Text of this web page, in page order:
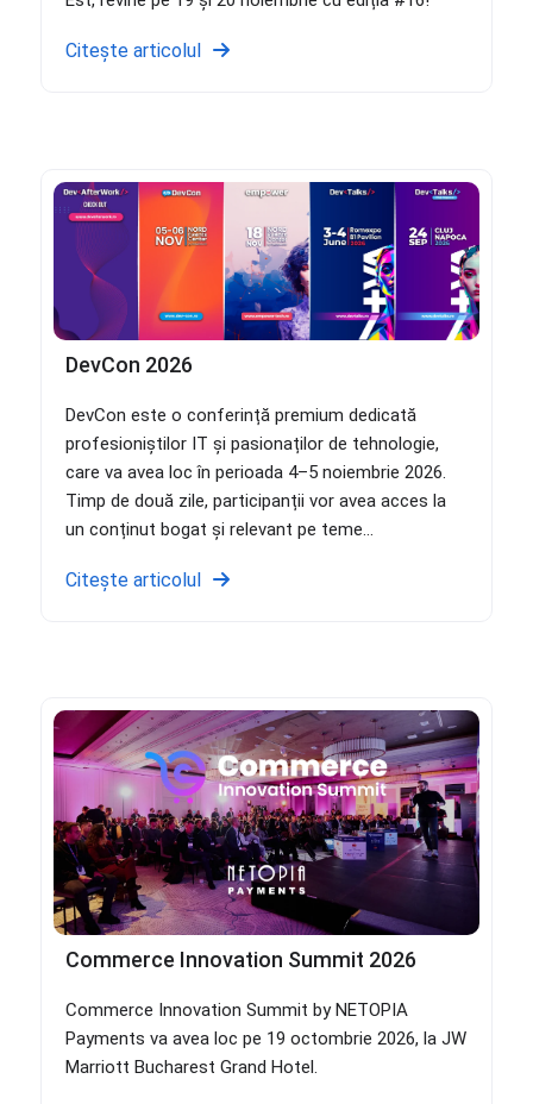
Citește articolul
DevCon 2026
DevCon este o conferință premium dedicată
profesioniștilor IT și pasionaților de tehnologie,
care va avea loc în perioada 4–5 noiembrie 2026.
Timp de două zile, participanții vor avea acces la
un conținut bogat și relevant pe teme...
Citește articolul
Commerce Innovation Summit 2026
Commerce Innovation Summit by NETOPIA
Payments va avea loc pe 19 octombrie 2026, la JW
Marriott Bucharest Grand Hotel.